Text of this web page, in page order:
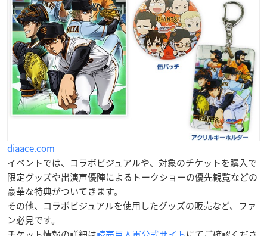
diaace.com
イベントでは、コラボビジュアルや、対象のチケットを購入で
限定グッズや出演声優陣によるトークショーの優先観覧などの
豪華な特典がついてきます。
その他、コラボビジュアルを使用したグッズの販売など、ファ
ン必見です。